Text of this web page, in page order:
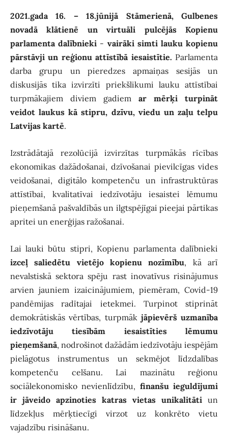
2021.gada 16. – 18.jūnijā Stāmerienā, Gulbenes
novadā klātienē un virtuāli pulcējās Kopienu
parlamenta dalībnieki - vairāki simti lauku kopienu
pārstāvji un reģionu attīstībā iesaistītie. Parlamenta
darba grupu un pieredzes apmaiņas sesijās un
diskusijās tika izvirzīti priekšlikumi lauku attīstībai
turpmākajiem diviem gadiem ar mērķi turpināt
veidot laukus kā stipru, dzīvu, viedu un zaļu telpu
Latvijas kartē.
Izstrādātajā rezolūcijā izvirzītas turpmākās rīcības
ekonomikas dažādošanai, dzīvošanai pievilcīgas vides
veidošanai, digitālo kompetenču un infrastruktūras
attīstībai, kvalitatīvai iedzīvotāju iesaistei lēmumu
pieņemšanā pašvaldībās un ilgtspējīgai pieejai pārtikas
apritei un enerģijas ražošanai.
Lai lauki būtu stipri, Kopienu parlamenta dalībnieki
izceļ saliedētu vietējo kopienu nozīmību, kā arī
nevalstiskā sektora spēju rast inovatīvus risinājumus
arvien jauniem izaicinājumiem, piemēram, Covid-19
pandēmijas radītajai ietekmei. Turpinot stiprināt
demokrātiskās vērtības, turpmāk jāpievērš uzmanība
iedzīvotāju tiesībām iesaistīties lēmumu
pieņemšanā, nodrošinot dažādām iedzīvotāju iespējām
pielāgotus instrumentus un sekmējot līdzdalības
kompetenču celšanu. Lai mazinātu reģionu
sociālekonomisko nevienlīdzību, finanšu ieguldījumi
ir jāveido apzinoties katras vietas unikalitāti un
līdzekļus mērķtiecīgi virzot uz konkrēto vietu
vajadzību risināšanu.